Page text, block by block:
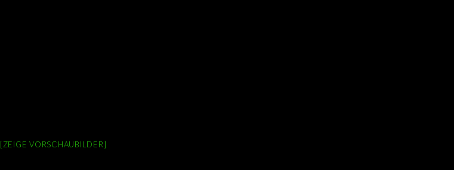
[ZEIGE VORSCHAUBILDER]